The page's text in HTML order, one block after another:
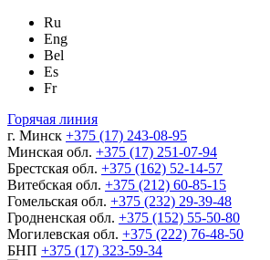
Ru
Eng
Bel
Es
Fr
Горячая линия
г. Минск +375 (17) 243-08-95
Минская обл. +375 (17) 251-07-94
Брестская обл. +375 (162) 52-14-57
Витебская обл. +375 (212) 60-85-15
Гомельская обл. +375 (232) 29-39-48
Гродненская обл. +375 (152) 55-50-80
Могилевская обл. +375 (222) 76-48-50
БНП +375 (17) 323-59-34